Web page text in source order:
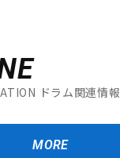
ドラム関連情報
MORE